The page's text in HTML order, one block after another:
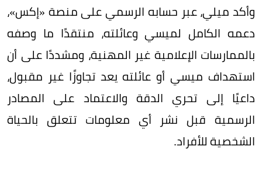
وأكد ميلي، عبر حسابه الرسمي على منصة «إكس»،
دعمه الكامل لميسي وعائلته، منتقدًا ما وصفه
بالممارسات الإعلامية غير المهنية، ومشددًا على أن
استهداف ميسي أو عائلته يعد تجاوزًا غير مقبول،
داعيًا إلى تحري الدقة والاعتماد على المصادر
الرسمية قبل نشر أي معلومات تتعلق بالحياة
الشخصية للأفراد.